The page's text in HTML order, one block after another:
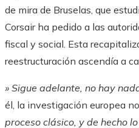
de mira de Bruselas, que
Corsair ha pedido a las
fiscal y social. Esta
reestructuración ascendía a
» Sigue adelante, no hay
él, la investigación europea
proceso clásico, y de hecho